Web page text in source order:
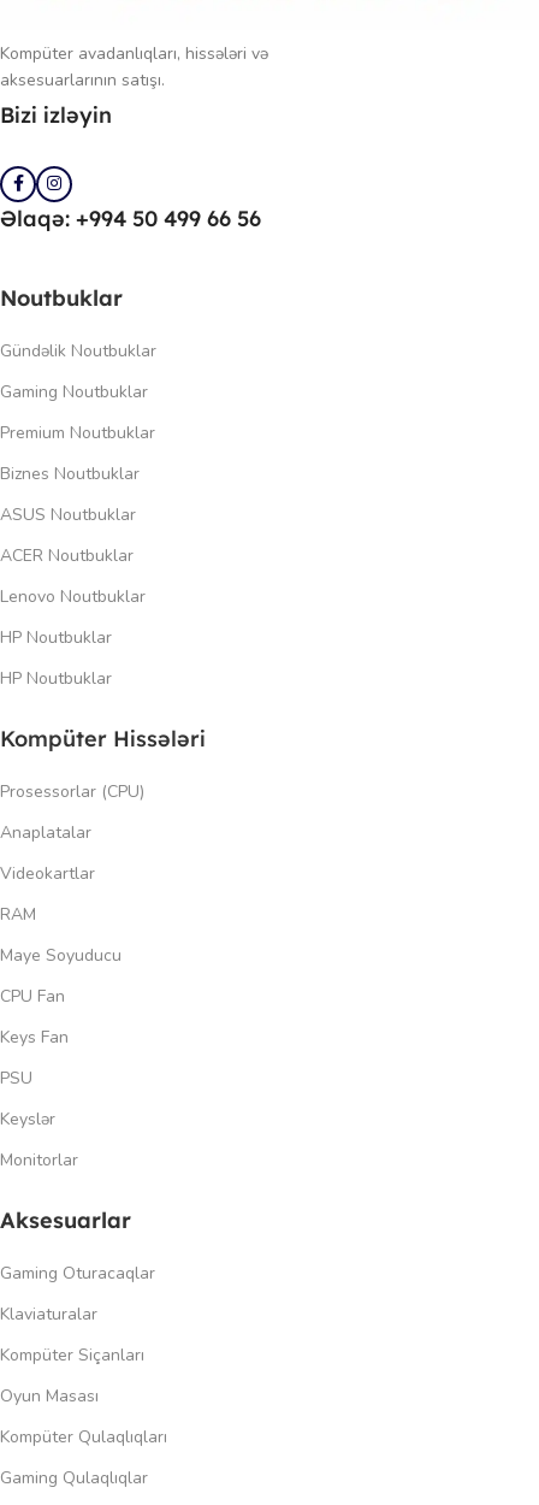
Kompüter avadanlıqları, hissələri və
aksesuarlarının satışı.
Bizi izləyin
Əlaqə: +994 50 499 66 56
Noutbuklar
Gündəlik Noutbuklar
Gaming Noutbuklar
Premium Noutbuklar
Biznes Noutbuklar
ASUS Noutbuklar
ACER Noutbuklar
Lenovo Noutbuklar
HP Noutbuklar
HP Noutbuklar
Kompüter Hissələri
Prosessorlar (CPU)
Anaplatalar
Videokartlar
RAM
Maye Soyuducu
CPU Fan
Keys Fan
PSU
Keyslər
Monitorlar
Aksesuarlar
Gaming Oturacaqlar
Klaviaturalar
Kompüter Siçanları
Oyun Masası
Kompüter Qulaqlıqları
Gaming Qulaqlıqlar